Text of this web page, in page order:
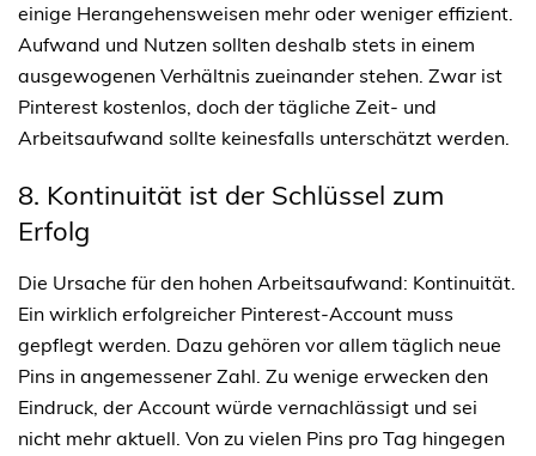
einige Herangehensweisen mehr oder weniger effizient.
Aufwand und Nutzen sollten deshalb stets in einem
ausgewogenen Verhältnis zueinander stehen. Zwar ist
Pinterest kostenlos, doch der tägliche Zeit- und
Arbeitsaufwand sollte keinesfalls unterschätzt werden.
8. Kontinuität ist der Schlüssel zum
Erfolg
Die Ursache für den hohen Arbeitsaufwand: Kontinuität.
Ein wirklich erfolgreicher Pinterest-Account muss
gepflegt werden. Dazu gehören vor allem täglich neue
Pins in angemessener Zahl. Zu wenige erwecken den
Eindruck, der Account würde vernachlässigt und sei
nicht mehr aktuell. Von zu vielen Pins pro Tag hingegen